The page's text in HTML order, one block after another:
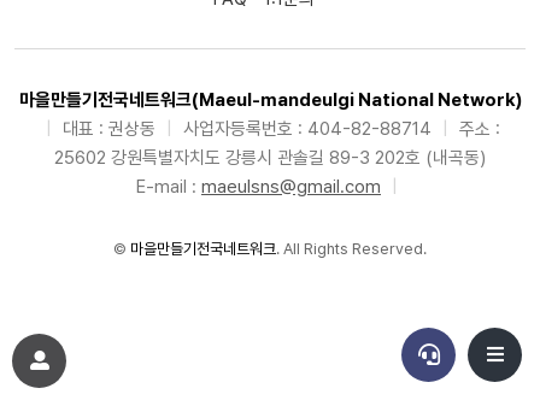
마을만들기전국네트워크(Maeul-mandeulgi National Network)
대표 : 권상동 사업자등록번호 : 404-82-88714
주소 :
25602 강원특별자치도 강릉시 관솔길 89-3 202호 (내곡동)
E-mail : maeulsns@gmail.com
© 마을만들기전국네트워크. All Rights Reserved.